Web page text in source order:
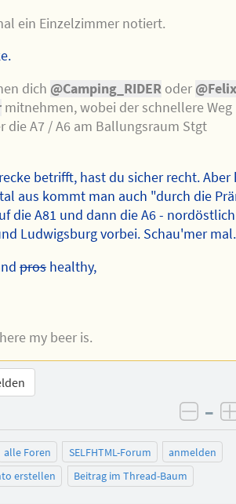
ein Einzelzimmer notiert.
dich @Camping_RIDERoder @Felix
mitnehmen, wobei der schnellere Weg
die A7 / A6 am Ballungsraum Stgt
betrifft, hast du sicher recht. Aber
aus kommt man auch "durch die
die A81 und dann die A6 -
Ludwigsburg vorbei. Schau'mer mal.
pros healthy,
my beer is.
–
alle Foren SELFHTML-Forum
anmelden
erstellen
Beitrag im Thread-Baum